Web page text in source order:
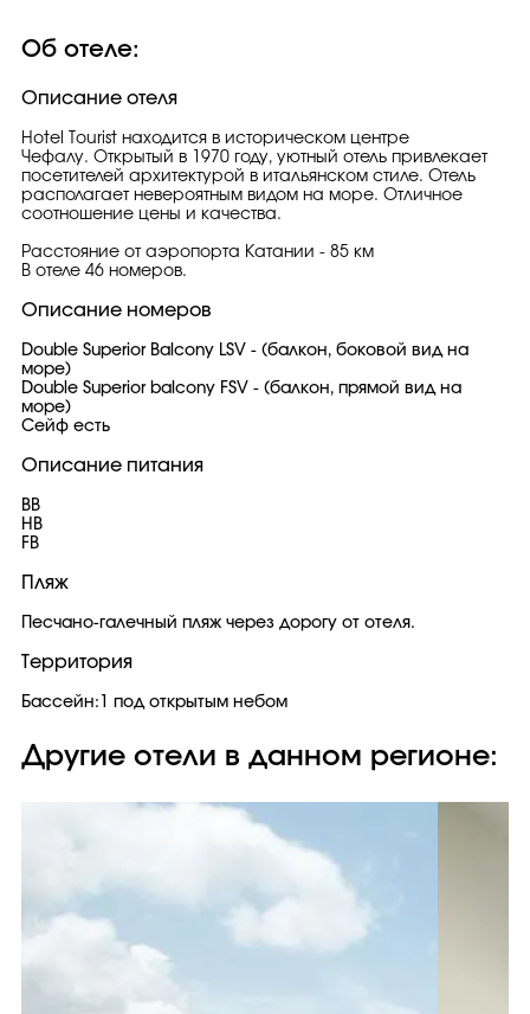
Об отеле:
Описание отеля
Hotel Tourist находится в историческом центре
Чефалу. Открытый в 1970 году, уютный отель привлекает
посетителей архитектурой в итальянском стиле. Отель
располагает невероятным видом на море. Отличное
соотношение цены и качества.
Расстояние от аэропорта Катании - 85 км
В отеле 46 номеров.
Описание номеров
Double Superior Balcony LSV - (балкон, боковой вид на
море)
Double Superior balcony FSV - (балкон, прямой вид на
море)
Сейф есть
Описание питания
BB
HB
FB
Пляж
Песчано-галечный пляж через дорогу от отеля.
Территория
Бассейн:1 под открытым небом
Другие отели в данном регионе: